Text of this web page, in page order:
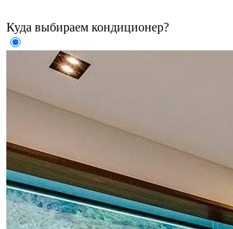
Куда выбираем кондиционер?